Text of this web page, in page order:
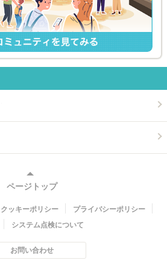
ページトップ
クッキーポリシー
プライバシーポリシー
システム点検について
お問い合わせ